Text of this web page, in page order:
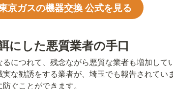
京ガスの機器交換 公式を見る
にした悪質業者の手口
につれて、残念ながら悪質な業者も増加して
な勧誘をする業者が、埼玉でも報告されてい
ぐことができます。